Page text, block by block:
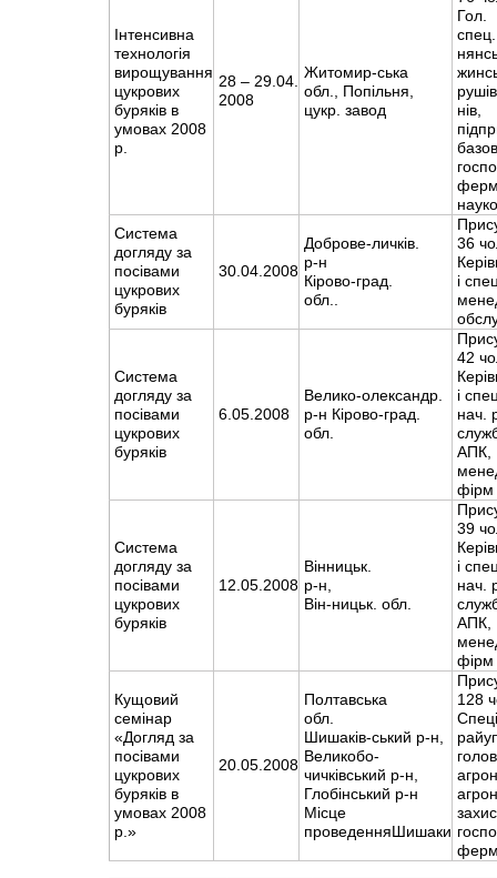
Інтенсивна
технологія
вирощування
цукрових
буряків в
умовах 2008
р.
28 – 29.04.
2008
Житомир-ська
обл., Попільня,
цукр. завод
Гол.
нів,
Система
догляду за
посівами
цукрових
буряків
30.04.2008
Доброве-личків.
р-н
Кірово-град.
обл..
36
і
Система
догляду за
посівами
цукрових
буряків
6.05.2008
Велико-олександр.
р-н Кірово-град.
обл.
42
і
нач.
АПК,
фірм
Система
догляду за
посівами
цукрових
буряків
12.05.2008
Вінницьк.
р-н,
Він-ницьк. обл.
39
і
нач.
АПК,
фірм
Кущовий
семінар
«Догляд за
посівами
цукрових
буряків в
умовах 2008
р.»
20.05.2008
Полтавська
обл.
Шишаків-ський р-н,
Великобо-
чичківський р-н,
Глобінський р-н
Місце
проведенняШишаки
128